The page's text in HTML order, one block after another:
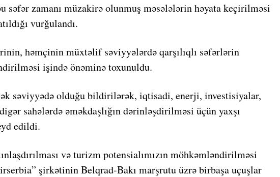
səfər zamanı müzakirə olunmuş məsələlərin həyata keçirilməsi
vurğulandı.
həmçinin müxtəlif səviyyələrdə qarşılıqlı səfərlərin
işində önəminə toxunuldu.
səviyyədə olduğu bildirilərək, iqtisadi, enerji, investisiyalar,
sahələrdə əməkdaşlığın dərinləşdirilməsi üçün yaxşı
edildi.
və turizm potensialımızın möhkəmləndirilməsi
şirkətinin Belqrad-Bakı marşrutu üzrə birbaşa uçuşlar